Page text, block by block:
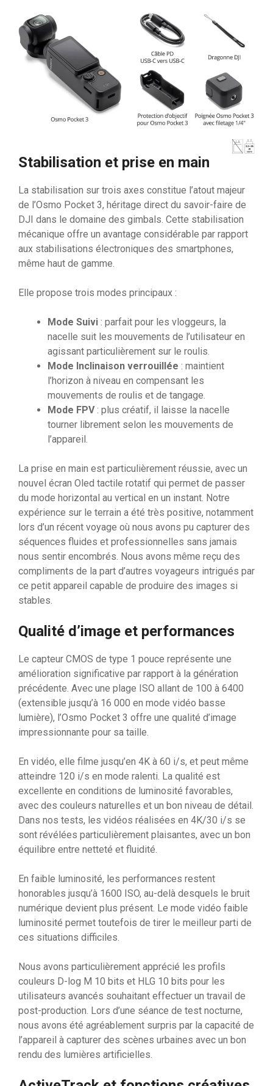
Stabilisation et prise en main
La stabilisation sur trois axes constitue l’atout majeur
de l’Osmo Pocket 3, héritage direct du savoir-faire de
DJI dans le domaine des gimbals. Cette stabilisation
mécanique offre un avantage considérable par rapport
aux stabilisations électroniques des smartphones,
même haut de gamme.
Elle propose trois modes principaux :
Mode Suivi : parfait pour les vloggeurs, la
nacelle suit les mouvements de l’utilisateur en
agissant particulièrement sur le roulis.
Mode Inclinaison verrouillée : maintient
l’horizon à niveau en compensant les
mouvements de roulis et de tangage.
Mode FPV: plus créatif, il laisse la nacelle
tourner librement selon les mouvements de
l’appareil.
La prise en main est particulièrement réussie, avec un
nouvel écran Oled tactile rotatif qui permet de passer
du mode horizontal au vertical en un instant. Notre
expérience sur le terrain a été très positive, notamment
lors d’un récent voyage où nous avons pu capturer des
séquences fluides et professionnelles sans jamais
nous sentir encombrés. Nous avons même reçu des
compliments de la part d’autres voyageurs intrigués par
ce petit appareil capable de produire des images si
stables.
Qualité d’image et performances
Le capteur CMOS de type 1 pouce représente une
amélioration significative par rapport à la génération
précédente. Avec une plage ISO allant de 100 à 6400
(extensible jusqu’à 16 000 en mode vidéo basse
lumière), l’Osmo Pocket 3 offre une qualité d’image
impressionnante pour sa taille.
En vidéo, elle filme jusqu’en 4K à 60 i/s, et peut même
atteindre 120 i/s en mode ralenti. La qualité est
excellente en conditions de luminosité favorables,
avec des couleurs naturelles et un bon niveau de détail.
Dans nos tests, les vidéos réalisées en 4K/30 i/s se
sont révélées particulièrement plaisantes, avec un bon
équilibre entre netteté et fluidité.
En faible luminosité, les performances restent
honorables jusqu’à 1600 ISO, au-delà desquels le bruit
numérique devient plus présent. Le mode vidéo faible
luminosité permet toutefois de tirer le meilleur parti de
ces situations difficiles.
Nous avons particulièrement apprécié les profils
couleurs D-log M 10 bits et HLG 10 bits pour les
utilisateurs avancés souhaitant effectuer un travail de
post-production. Lors d’une séance de test nocturne,
nous avons été agréablement surpris par la capacité de
l’appareil à capturer des scènes urbaines avec un bon
rendu des lumières artificielles.